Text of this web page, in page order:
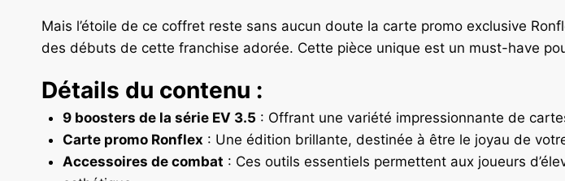
Mais l’étoile de ce coffret reste sans aucun doute la carte promo exclusive
des débuts de cette franchise adorée. Cette pièce unique est un must-have
Détails du contenu :
9 boosters de la série EV 3.5 : Offrant une variété impressionnante de
Carte promo Ronflex : Une édition brillante, destinée à être le joyau de
Accessoires de combat : Ces outils essentiels permettent aux joueurs